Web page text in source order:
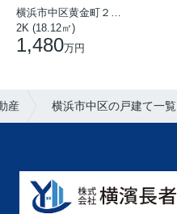
横浜市中区黄金町２丁目
2K (18.12㎡)
1,480万円
産 横浜市中区の戸建て一覧